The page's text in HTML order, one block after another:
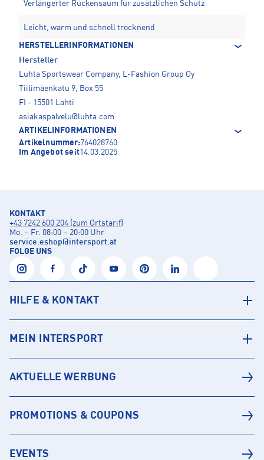
Verlängerter Rückensaum für zusätzlichen Schutz
Leicht, warm und schnell trocknend
HERSTELLERINFORMATIONEN
Hersteller
Luhta Sportswear Company, L-Fashion Group Oy
Tiilimäenkatu 9, Box 55
FI - 15501 Lahti
asiakaspalvelu@luhta.com
ARTIKELINFORMATIONEN
Artikelnummer:764028760
Im Angebot seit14.03.2025
KONTAKT
+43 7242 600 204 (zum Ortstarif)
Mo. – Fr. 08:00 – 20:00 Uhr
service.eshop@intersport.at
FOLGE UNS
HILFE & KONTAKT
MEIN INTERSPORT
AKTUELLE WERBUNG
PROMOTIONS & COUPONS
EVENTS